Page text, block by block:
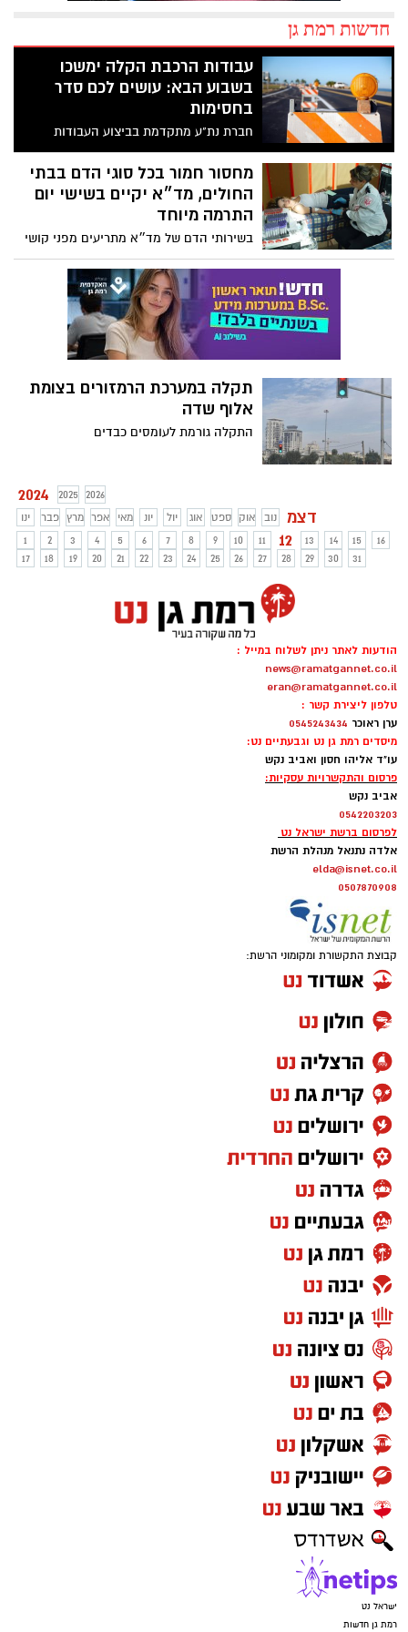
חדשות רמת גן
עבודות הרכבת הקלה ימשכו
בשבוע הבא: עושים לכם סדר
בחסימות
חברת נת"ע מתקדמת בביצוע העבודות
להקמת הקו הסגול של הרכבת הקלה ברמת גן
ובגבעתיים
מחסור חמור בכל סוגי הדם בבתי
החולים, מד״א יקיים בשישי יום
התרמה מיוחד
בשירותי הדם של מד״א מתריעים מפני קושי
משמעותי בגיוס כמות הדם הנדרשת לטיפול
בחולים ופצועים ומדגישים את סוגי הדם
החסרים במיוחד
תקלה במערכת הרמזורים בצומת
אלוף שדה
התקלה גורמת לעומסים כבדים
2024 2025
2026
ינו
פבר מרץ אפר מאי יונ יול אוג ספט אוק נוב דצמ
1 2 3 4 5 6 7 8 9 10 11 12 13 14 15
16
17
18 19 20 21 22 23 24 25 26 27 28 29 30 31
הודעות לאתר ניתן לשלוח במייל :
news@ramatgannet.co.il
eran@ramatgannet.co.il
טלפון ליצירת קשר :
ערן ראוכר 0545243434
מיסדים רמת גן נט וגבעתיים נט:
עו"ד אליהו חסון ואביב נקש
פרסום והתקשרויות עסקיות:
אביב נקש
0542203203
לפרסום ברשת ישראל נט
אלדה נתנאל מנהלת הרשת
elda@isnet.co.il
0507870908
קבוצת התקשורת ומקומוני הרשת:
ישראל נט
רמת גן חדשות